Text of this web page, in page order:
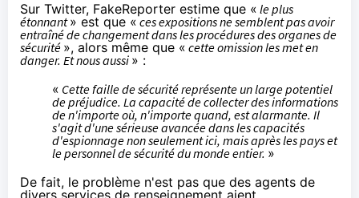
Sur Twitter, FakeReporter estime que « le plus
étonnant» est que «ces expositions ne semblent pas avoir
entraîné de changement dans les procédures des organes de
sécurité », alors même que « cette omission les met en
danger. Et nous aussi » :
« Cette faille de sécurité représente un large potentiel
de préjudice. La capacité de collecter des informations
de n'importe où, n'importe quand, est alarmante. Il
s'agit d'une sérieuse avancée dans les capacités
d'espionnage non seulement ici, mais après les pays et
le personnel de sécurité du monde entier. »
De fait, le problème n'est pas que des agents de